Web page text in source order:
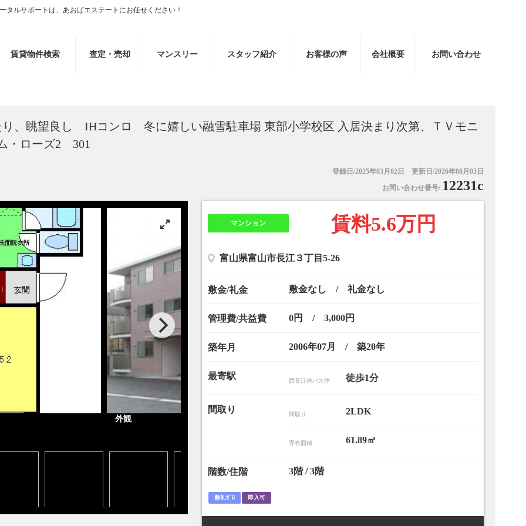
ルサポートは、あおばエステートにお任せください！
賃貸物件検索 査定・売却 マンスリー スタッフ紹介 お客様の声 会社概要 お問い合わせ
、眺望良し IHコンロ 冬に嬉しい融雪駐車場 東部小学校区 入居決まり次第、ＴＶモニ
・ローズ2 301
登録日/2025年03月02日 更新日/2026年08月03日
お問い合わせ番号/ 12231c
外観
マンション 賃料5.6万円
富山県富山市長江３丁目5-26
敷金/礼金 敷金なし / 礼金なし
管理費/共益費 0円 / 3,000円
築年月 2006年07月 / 築20年
最寄駅 西長江停バス停 徒歩1分
間取り 間取り 2LDK
専有面積 61.89㎡
階数/住階 3階 / 3階
敷礼ｾﾞﾛ 即入可